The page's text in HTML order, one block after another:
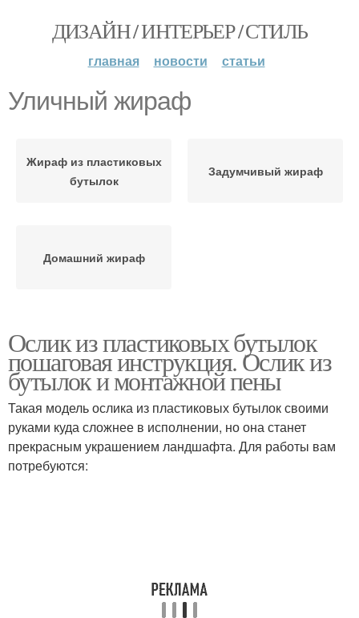
ДИЗАЙН / ИНТЕРЬЕР / СТИЛЬ
главная новости статьи
Уличный жираф
Жираф из пластиковых
бутылок
Задумчивый жираф
Домашний жираф
Ослик из пластиковых бутылок
пошаговая инструкция. Ослик из
бутылок и монтажной пены
Такая модель ослика из пластиковых бутылок своими
руками куда сложнее в исполнении, но она станет
прекрасным украшением ландшафта. Для работы вам
потребуются: